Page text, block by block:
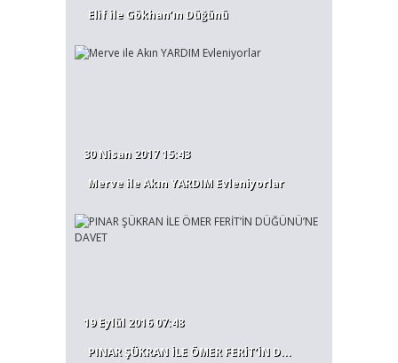
Elif ile Gökhan’ın Düğünü
30 Nisan 2017 15:43
Merve ile Akın YARDIM Evleniyorlar
19 Eylül 2016 07:48
PINAR ŞÜKRAN İLE ÖMER FERİT’İN D...